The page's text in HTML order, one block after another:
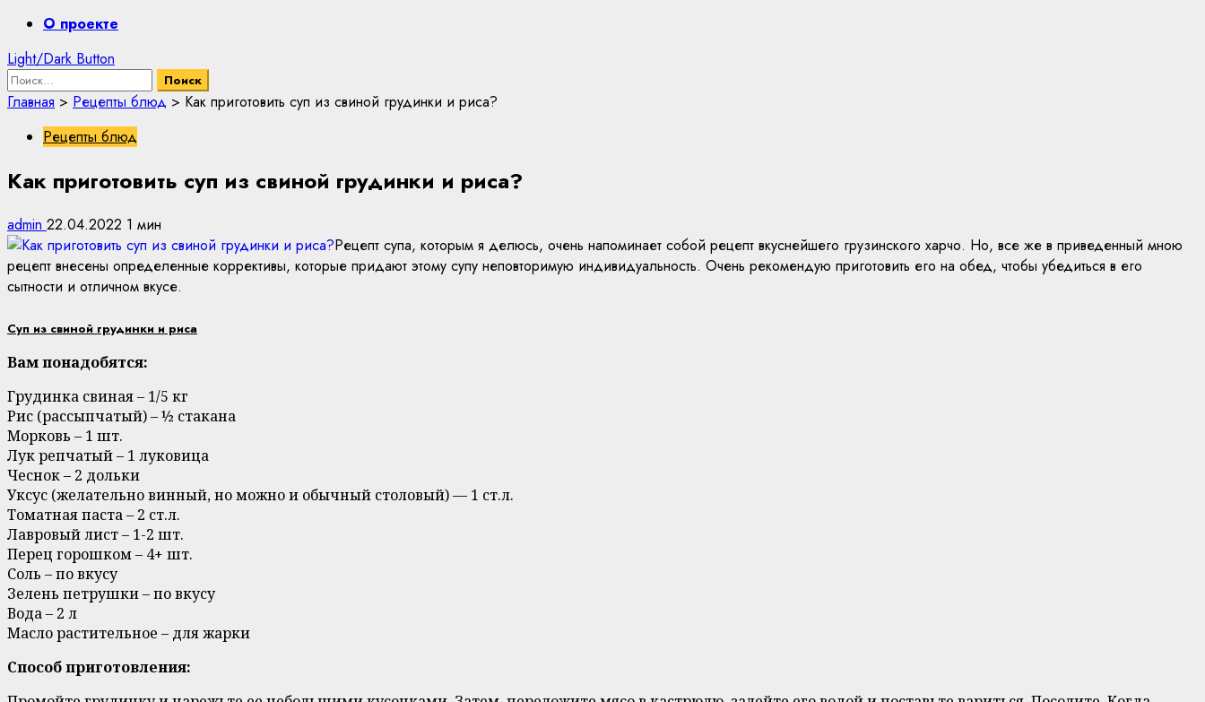
PrimaryО проекте
Light/Dark Button
Найти:
Главная > Рецепты блюд > Как приготовить суп из свиной грудинки и риса?
Рецепты блюд
Как приготовить суп из свиной грудинки и риса?
admin 22.04.2022 1 мин
Рецепт супа, которым я делюсь, очень напоминает собой рецепт вкуснейшего грузинского харчо. Но, все же в приведенный мною
рецепт внесены определенные коррективы, которые придают этому супу неповторимую индивидуальность. Очень рекомендую приготовить его на обед, чтобы убедиться в его
сытности и отличном вкусе.
Суп из свиной грудинки и риса
Вам понадобятся:
Грудинка свиная – 1/5 кг
Рис (рассыпчатый) – ½ стакана
Морковь – 1 шт.
Лук репчатый – 1 луковица
Чеснок – 2 дольки
Уксус (желательно винный, но можно и обычный столовый) — 1 ст.л.
Томатная паста – 2 ст.л.
Лавровый лист – 1-2 шт.
Перец горошком – 4+ шт.
Соль – по вкусу
Зелень петрушки – по вкусу
Вода – 2 л
Масло растительное – для жарки
Способ приготовления: